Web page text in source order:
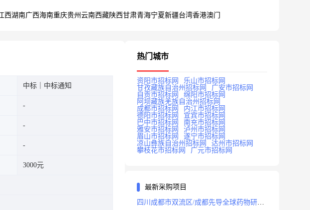
西湖南广西海南重庆贵州 云南西藏陕西甘肃青海宁夏新疆台湾香港澳门
中标｜中标通知
3000元
热门城市
资阳市招标网
乐山市招标网
甘孜藏族自治州招标网
广安市招标网
自贡市招标网
绵阳市招标网
阿坝藏族羌族自治州招标网
成都市招标网
内江市招标网
德阳市招标网
宜宾市招标网
巴中市招标网
南充市招标网
雅安市招标网
泸州市招标网
眉山市招标网
遂宁市招标网
凉山彝族自治州招标网
达州市招标网
攀枝花市招标网
广元市招标网
最新采购项目
四川成都市双流区/成都先导全球药物研发